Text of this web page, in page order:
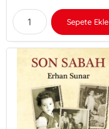
Sepete Ekle